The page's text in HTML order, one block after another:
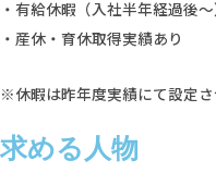
・有給休暇（入社半年経過後～
・産休・育休取得実績あり
※休暇は昨年度実績にて設定さ
求める人物